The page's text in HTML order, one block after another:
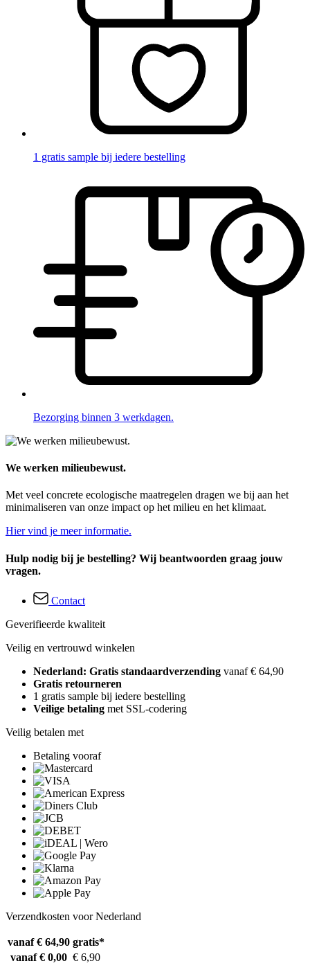
1 gratis sample bij iedere bestelling
Bezorging binnen 3 werkdagen.
We werken milieubewust.
Met veel concrete ecologische maatregelen dragen we bij aan het
minimaliseren van onze impact op het milieu en het klimaat.
Hier vind je meer informatie.
Hulp nodig bij je bestelling? Wij beantwoorden graag jouw
vragen.
Contact
Geverifieerde kwaliteit
Veilig en vertrouwd winkelen
Nederland: Gratis standaardverzending vanaf € 64,90
Gratis retourneren
1 gratis sample bij iedere bestelling
Veilige betaling met SSL-codering
Veilig betalen met
Betaling vooraf
Verzendkosten voor Nederland
vanaf € 64,90 gratis*
vanaf € 0,00 € 6,90